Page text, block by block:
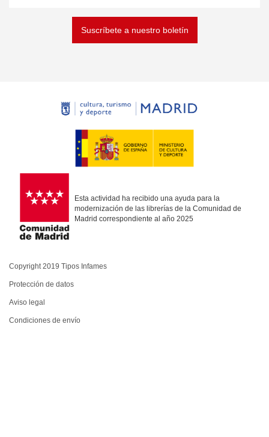
Suscríbete a nuestro boletín
Esta actividad ha recibido una ayuda para la
modernización de las librerías de la Comunidad de
Madrid correspondiente al año 2025
Copyright 2019 Tipos Infames
Protección de datos
Aviso legal
Condiciones de envío